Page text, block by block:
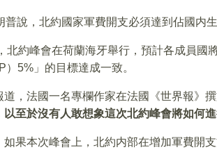
普說，北約國家軍費開支必須達到佔國内
北約峰會在荷蘭海牙舉行，預計各成員國
）5%」的目標達成一致。
，法國一名專欄作家在法國《世界報》撰
至於沒有人敢想象這次北約峰會將如何進
如果本次峰會上，北約内部在增加軍費開